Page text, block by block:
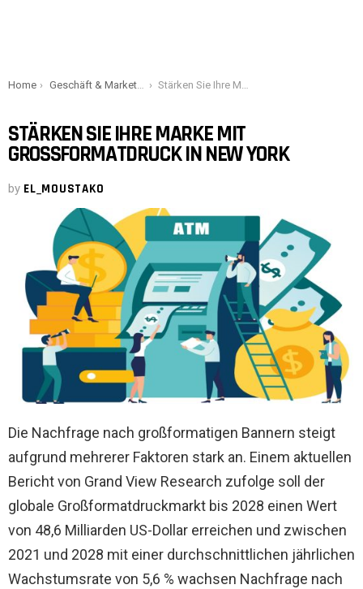
You are here:
Home Geschäft & Marketing Stärken Sie Ihre Marke mit Großformatdruck in New York
STÄRKEN SIE IHRE MARKE MIT
GROSSFORMATDRUCK IN NEW YORK
by EL_MOUSTAKO
Die Nachfrage nach großformatigen Bannern steigt
aufgrund mehrerer Faktoren stark an. Einem aktuellen
Bericht von Grand View Research zufolge soll der
globale Großformatdruckmarkt bis 2028 einen Wert
von 48,6 Milliarden US-Dollar erreichen und zwischen
2021 und 2028 mit einer durchschnittlichen jährlichen
Wachstumsrate von 5,6 % wachsen Nachfrage nach